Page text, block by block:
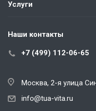
Услуги
Наши контакты
+7 (499) 112-06-65
Москва, 2-я улица
info@tua-vita.ru